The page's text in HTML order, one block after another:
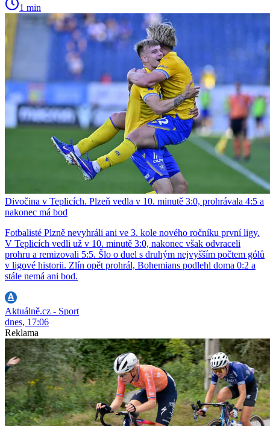
1 min
Divočina v Teplicích. Plzeň vedla v 10. minutě 3:0, prohrávala 4:5 a
nakonec má bod
Fotbalisté Plzně nevyhráli ani ve 3. kole nového ročníku první ligy.
V Teplicích vedli už v 10. minutě 3:0, nakonec však odvraceli
prohru a remizovali 5:5. Šlo o duel s druhým nejvyšším počtem gólů
v ligové historii. Zlín opět prohrál, Bohemians podlehl doma 0:2 a
stále nemá ani bod.
Aktuálně.cz - Sport
dnes, 17:06
Reklama